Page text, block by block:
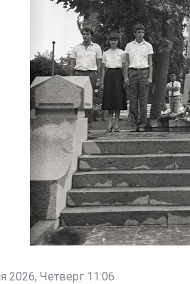
2026, Четверг 11:06